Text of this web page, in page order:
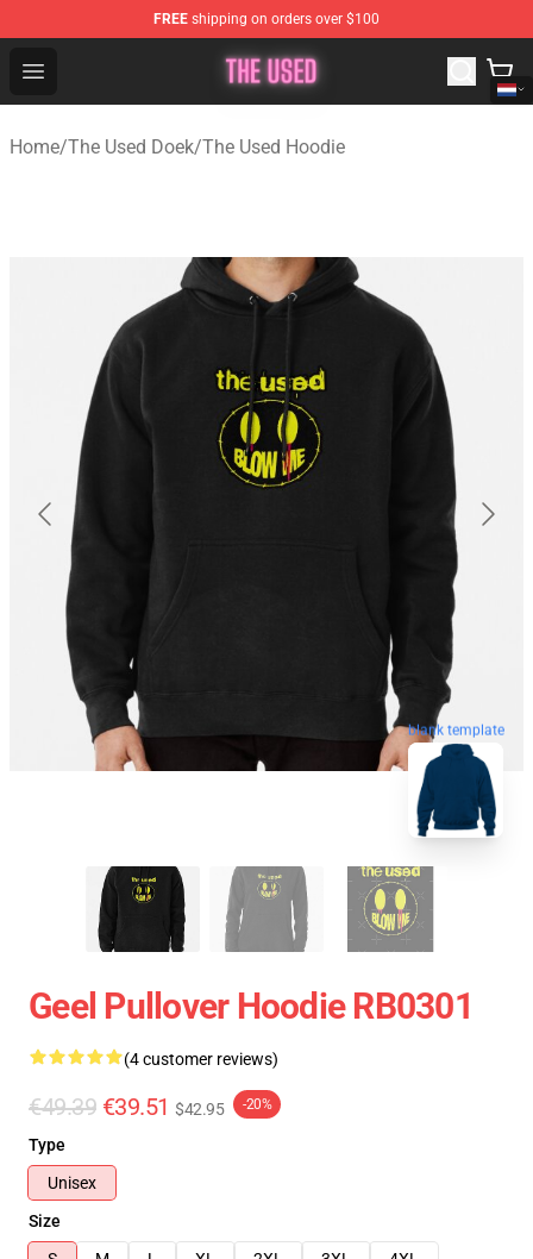
FREE shipping on orders over $100
Open menu
The Used Store - Official The Used Merchandise Shop
Home/The Used Doek/The Used Hoodie
blank template
Geel Pullover Hoodie RB0301
(4 customer reviews)
€49.39 €39.51 $42.95 -20%
Type
Unisex
Size